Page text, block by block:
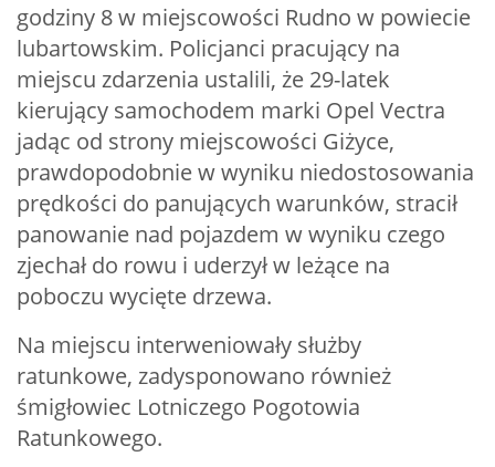
godziny 8 w miejscowości Rudno w powiecie
lubartowskim. Policjanci pracujący na
miejscu zdarzenia ustalili, że 29-latek
kierujący samochodem marki Opel Vectra
jadąc od strony miejscowości Giżyce,
prawdopodobnie w wyniku niedostosowania
prędkości do panujących warunków, stracił
panowanie nad pojazdem w wyniku czego
zjechał do rowu i uderzył w leżące na
poboczu wycięte drzewa.
Na miejscu interweniowały służby
ratunkowe, zadysponowano również
śmigłowiec Lotniczego Pogotowia
Ratunkowego.